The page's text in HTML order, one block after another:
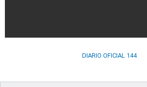
DIARIO OFICIAL 144